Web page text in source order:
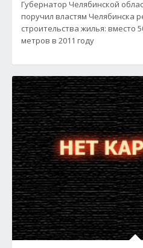
Губернатор Челябинской
поручил властям Челябинска
строительства жилья: вместо
метров в 2011 году